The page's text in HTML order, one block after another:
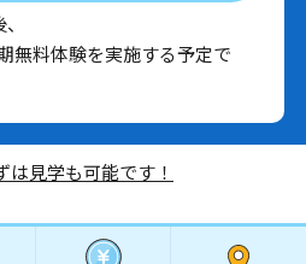
無料体験を実施する予定で
見学も可能です！